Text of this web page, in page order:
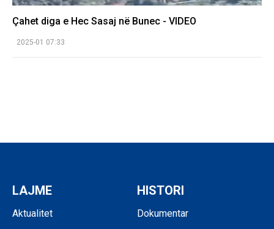
Çahet diga e Hec Sasaj në Bunec - VIDEO
2025-01 07:33
LAJME
Aktualitet
HISTORI
Dokumentar